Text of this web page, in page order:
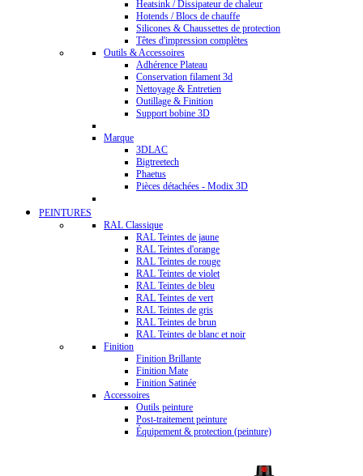
Heatsink / Dissipateur de chaleur
Hotends / Blocs de chauffe
Silicones & Chaussettes de protection
Têtes d'impression complètes
Outils & Accessoires
Adhérence Plateau
Conservation filament 3d
Nettoyage & Entretien
Outillage & Finition
Support bobine 3D
Marque
3DLAC
Bigtreetech
Phaetus
Pièces détachées - Modix 3D
PEINTURES
RAL Classique
RAL Teintes de jaune
RAL Teintes d'orange
RAL Teintes de rouge
RAL Teintes de violet
RAL Teintes de bleu
RAL Teintes de vert
RAL Teintes de gris
RAL Teintes de brun
RAL Teintes de blanc et noir
Finition
Finition Brillante
Finition Mate
Finition Satinée
Accessoires
Outils peinture
Post-traitement peinture
Équipement & protection (peinture)